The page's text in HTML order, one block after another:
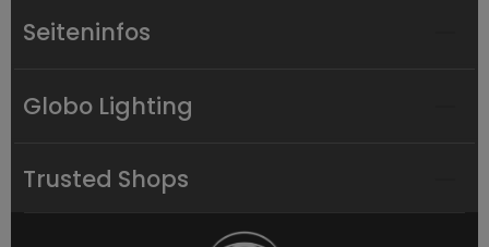
Seiteninfos
Globo Lighting
Trusted Shops